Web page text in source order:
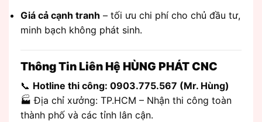
Giá cả cạnh tranh – tối ưu chi phí cho chủ đầu tư,
minh bạch không phát sinh.
Thông Tin Liên Hệ HÙNG PHÁT CNC
📞 Hotline thi công: 0903.775.567 (Mr. Hùng)
🏭 Địa chỉ xưởng: TP.HCM – Nhận thi công toàn
thành phố và các tỉnh lân cận.